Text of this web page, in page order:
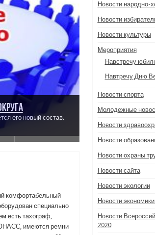
его новый состав.
стоимости
об исправлении
комфортабельный
специально
есть тахограф,
имеются ремни
Новости народно-
Новости
Новости культуры
Мероприятия
Навстречу
Навтречу Дню
Новости спорта
Молодежные
Новости
Новости
Новости охраны
Новости сайта
Новости экологии
Новости
Новости
2020